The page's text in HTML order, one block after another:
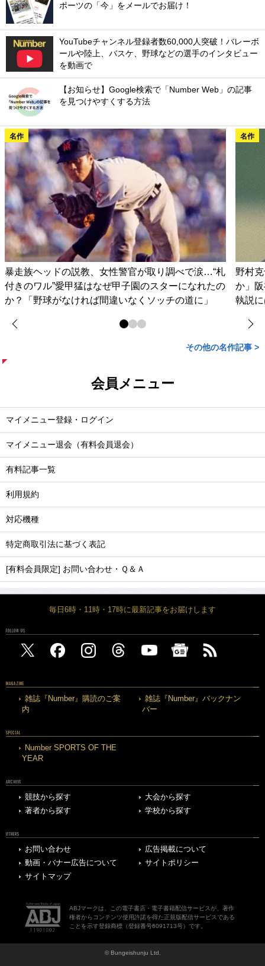
ポーツの「今」をメールでお届け！
YouTubeチャンネル登録者数60,000人突破！バレーボ
ールや陸上、バスケ、野球などの選手のインタビュー
を動画で
【お知らせ】Google検索で「Number Web」の記事
を見つけやすくする方法
名作
暴走族ヘッドの説教、女性警官が取り調べで涙…“札
付きのワル”愛甲猛はなぜ甲子園のスターになれたの
か？「野球がなければ間違いなくソッチの道に」
名作
野村
か」
執説
その他の名作記事 >
会員メニュー
マイメニュー登録・ログイン
マイメニュー退会（有料会員退会）
有料記事一覧
利用規約
対応機種
特定商取引法に基づく表記
[有料会員限定] お問い合わせ・Ｑ＆Ａ
毎日6時・11時・17時に最新記事をお届けします
FOLLOW US
MAGAZINE
雑誌『Number』購読のご案
内
雑誌『Number』バックナン
バー
SPECIAL
Number SPORTS OF THE
YEAR
ARCHIVE
競技から探す
大会から探す
著者から探す
学校から探す
OTHERS
お問い合わせ
広告掲載について
動画・バナー広告について
サイトポリシー
サイトマップ
ABJマークは、この電子書店・電子書籍配信サービスが、著作
権者からコンテンツ使用許諾を得た正規版配信サービスである
ことを示す登録商標（登録番号6091713号）です。
© Bungeishunju Ltd.